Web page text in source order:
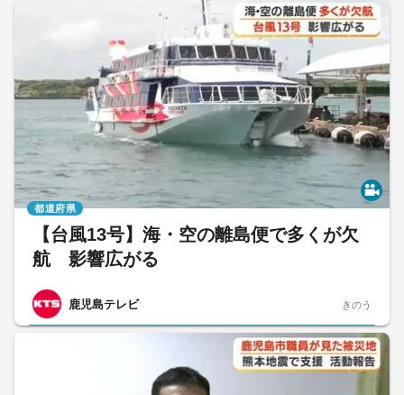
【台風13号】海・空の離島便で多くが欠
航 影響広がる
鹿児島テレビ
都道府県
きのう